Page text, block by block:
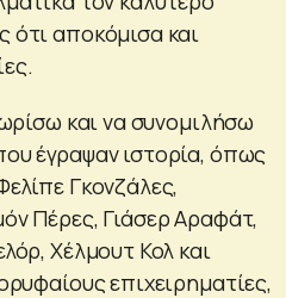
αποκόμισα και
και να συνομιλήσω
έγραψαν ιστορία, όπως
Γκονζάλες,
Πέρες, Γιάσερ Αραφάτ,
Χέλμουτ Κολ και
επιχειρηματίες,